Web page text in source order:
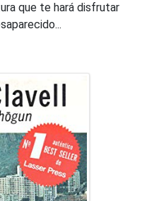
que te hará disfrutar